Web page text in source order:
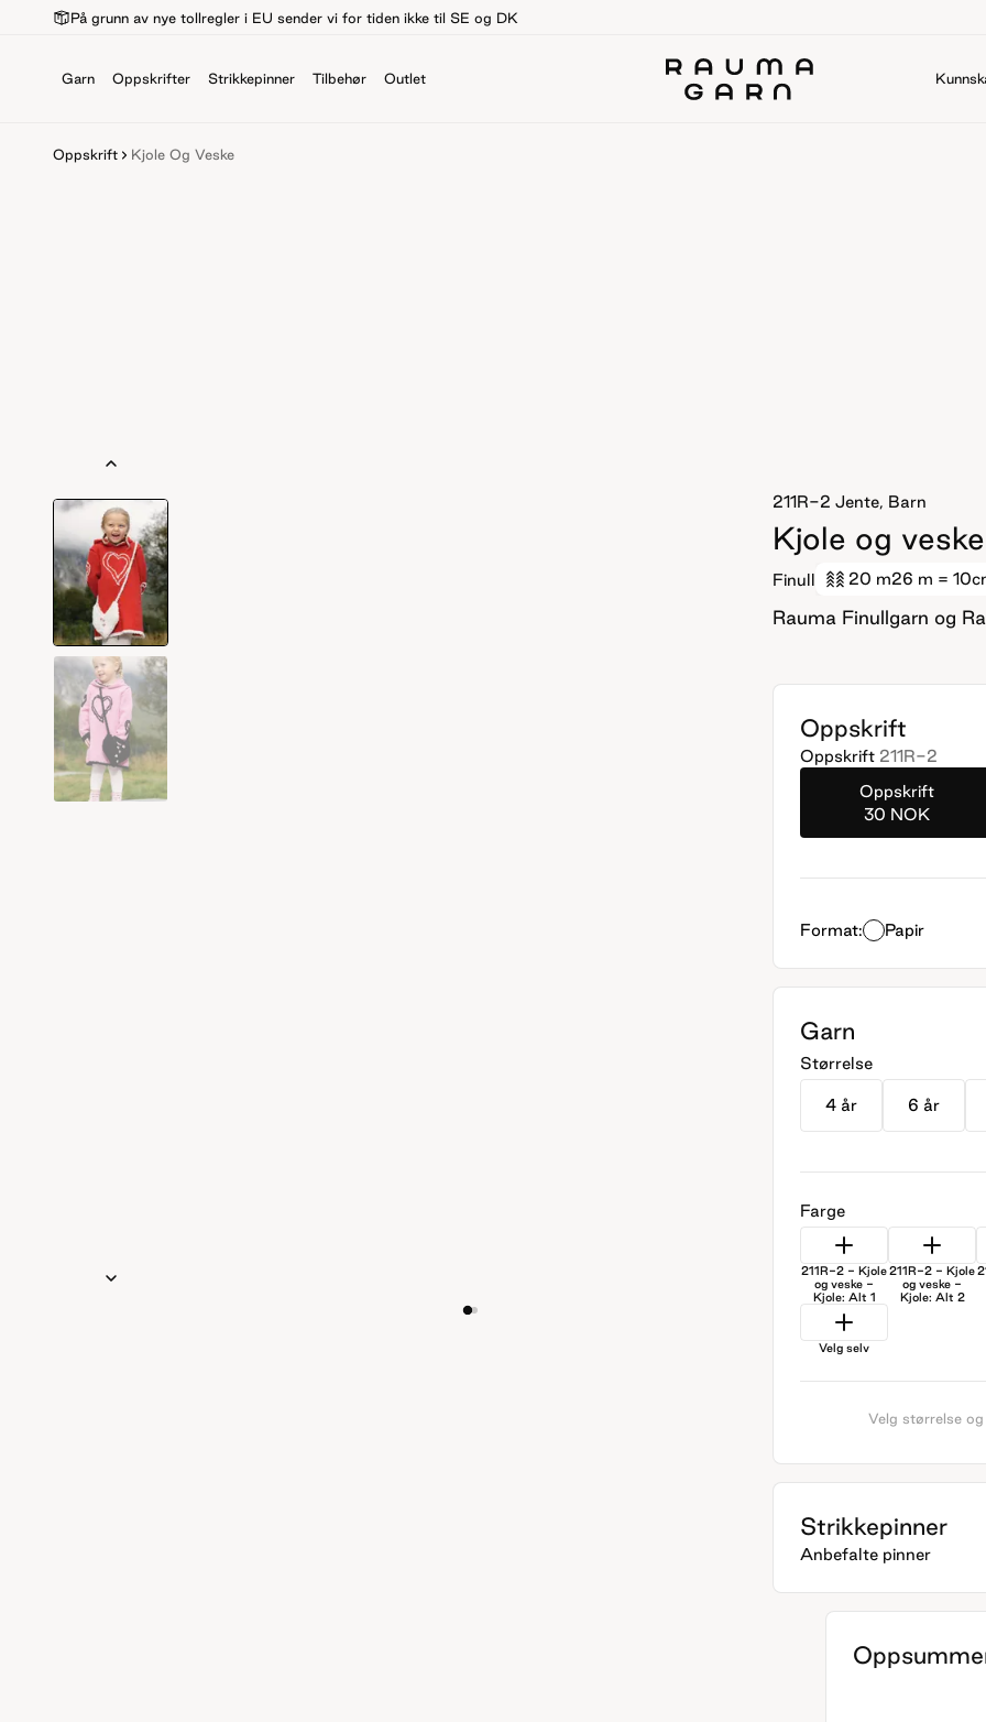
På grunn av nye tollregler i EU sender vi for tiden ikke til SE og DK
Garn Oppskrifter Strikkepinner Tilbehør Outlet
Oppskrift Kjole Og Veske
211R-2 Jente, Barn
Kjole og veske
Finull 20 m26 m =
Rauma Finullgarn og
Oppskrift
Oppskrift 211R-2
Oppskrift
30 NOK
Format: Papir
Garn
Størrelse
4 år 6 år
Farge
211R-2 - Kjole
og veske -
Kjole: Alt 1
211R-2 - Kjole
og veske -
Kjole: Alt 2
Velg selv
Velg størrelse
Strikkepinner
Anbefalte pinner